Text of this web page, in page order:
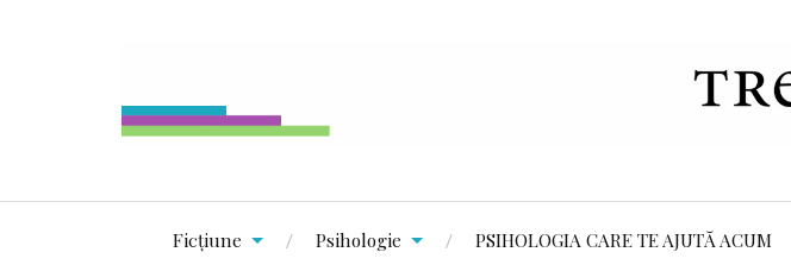
Ficțiune Psihologie PSIHOLOGIA CARE TE AJUTĂ ACUM